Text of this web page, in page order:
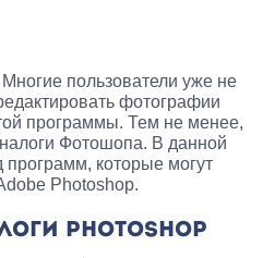
пользователи уже не
фотографии
программы. Тем не менее,
Фотошопа. В данной
которые могут
Photoshop.
PHOTOSHOP